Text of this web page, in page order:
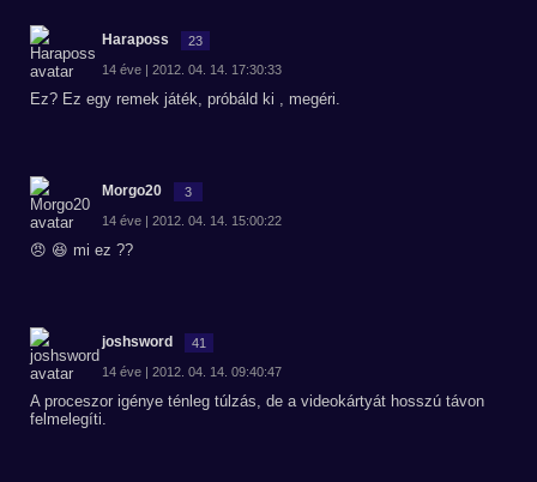
Haraposs 23
14 éve | 2012. 04. 14. 17:30:33
Ez? Ez egy remek játék, próbáld ki , megéri.
Morgo20 3
14 éve | 2012. 04. 14. 15:00:22
😠 😆 mi ez ??
joshsword 41
14 éve | 2012. 04. 14. 09:40:47
A proceszor igénye ténleg túlzás, de a videokártyát hosszú távon
felmelegíti.